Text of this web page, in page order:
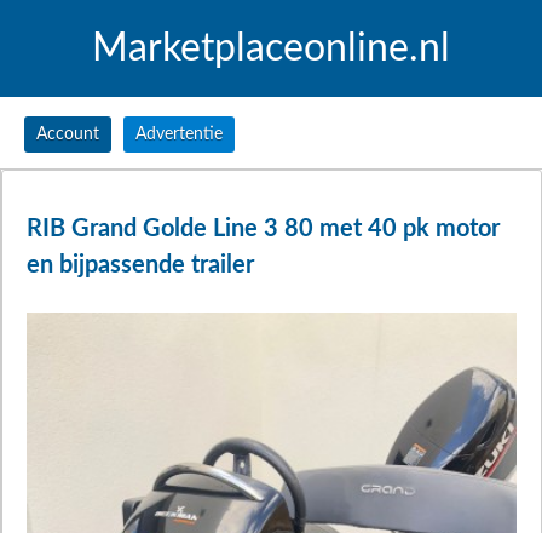
Marketplaceonline.nl
Account Advertentie
RIB Grand Golde Line 3 80 met 40 pk motor
en bijpassende trailer